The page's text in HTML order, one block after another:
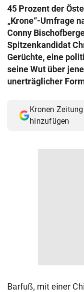
search
eingeben
© Krone Multimedia
Muthgasse 2, 1190
45 Prozent der
„Krone“-Umfrage
Conny
Spitzenkandidat
Gerüchte, eine
seine Wut über
unerträglicher
Kronen
hinzufügen
Barfuß, mit einer